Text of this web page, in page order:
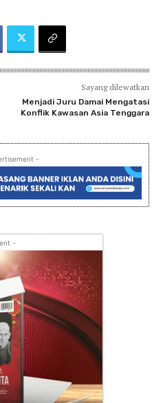
Sayang dilewatkan
Menjadi Juru Damai Mengatasi
Konflik Kawasan Asia Tenggara
-
-